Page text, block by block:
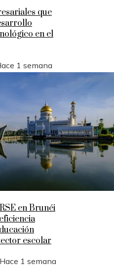
que
en el
1 semana
en Brunéi
escolar
Hace 1 semana